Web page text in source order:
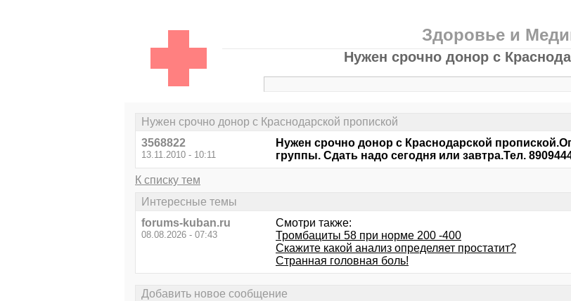
Здоровье и
Нужен срочно донор с
Нужен срочно донор с Краснодарской пропиской
3568822
13.11.2010 - 10:11
Нужен срочно донор с Краснодарской
группы. Сдать надо сегодня или завтра.Тел.
К списку тем
Интересные темы
forums-kuban.ru
08.08.2026 - 07:43
Смотри также:
Трoмбациты 58 при норме 200 -400
Скажите какой анализ определяет простатит?
Странная головная боль!
Добавить новое сообщение